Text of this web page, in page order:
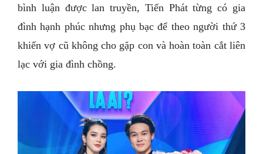
bình luận được lan truyền, Tiến Phát từng có gia
đình hạnh phúc nhưng phụ bạc để theo người thứ 3
khiến vợ cũ không cho gặp con và hoàn toàn cắt liên
lạc với gia đình chồng.